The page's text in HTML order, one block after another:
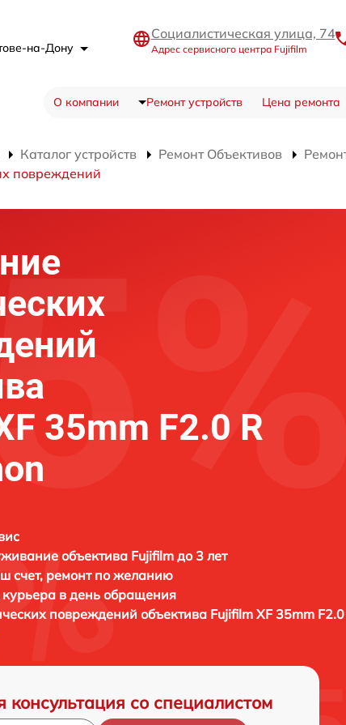
на-Дону
Социалистическая улица, 74
Адрес сервисного центра Fujifilm
О компании Ремонт устройств Цена ремонта
Каталог устройств Ремонт Объективов
повреждений
35mm F2.0 R
объектива Fujifilm до 3 лет
счет, ремонт по желанию
в день обращения
повреждений объектива Fujifilm XF 35mm
консультация со специалистом